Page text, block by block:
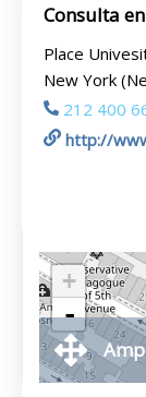
Consulta
Place
New York
212 400
http://
+
-